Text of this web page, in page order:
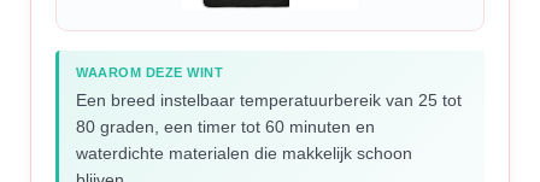
WAAROM DEZE WINT
Een breed instelbaar temperatuurbereik van 25 tot
80 graden, een timer tot 60 minuten en
waterdichte materialen die makkelijk schoon